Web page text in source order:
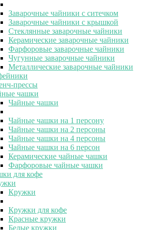
Заварочные чайники с ситечком
Заварочные чайники с крышкой
Стеклянные заварочные чайники
Керамические заварочные чайники
Фарфоровые заварочные чайники
Чугунные заварочные чайники
Металлические заварочные чайники
прессы
чашки
Чайные чашки
Чайные чашки на 1 персону
Чайные чашки на 2 персоны
Чайные чашки на 4 персоны
Чайные чашки на 6 персон
Керамические чайные чашки
Фарфоровые чайные чашки
для кофе
Кружки
Кружки для кофе
Красные кружки
Белые кружки